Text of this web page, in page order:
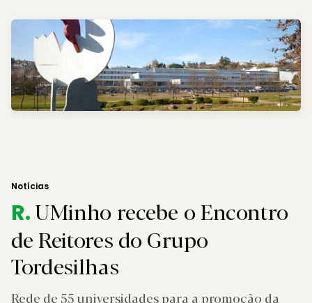
Notícias
R.UMinho recebe o Encontro
de Reitores do Grupo
Tordesilhas
Rede de 55 universidades para a promoção da